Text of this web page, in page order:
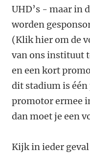
UHD’s - maar in
worden
(Klik hier om de
van ons instituut
en een kort
dit stadium is één
promotor ermee
dan moet je een
Kijk in ieder geval